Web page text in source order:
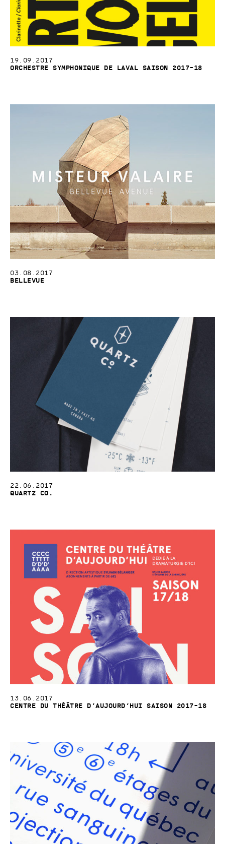
19.09.2017
Orchestre symphonique de Laval Saison 2017–18
03.08.2017
Bellevue
22.06.2017
Quartz Co.
13.06.2017
Centre du Théâtre d’Aujourd’hui Saison 2017–18